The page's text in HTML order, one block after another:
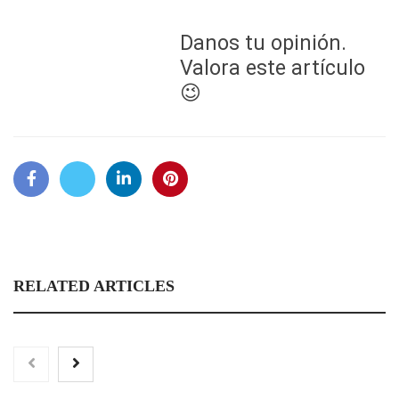
Danos tu opinión.
Valora este artículo
😉
RELATED ARTICLES